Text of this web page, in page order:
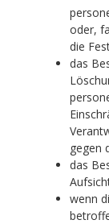
oder,
die
das
gegen
das
wenn